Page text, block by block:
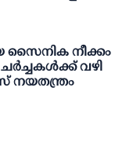
സൈനിക നീക്കം
വഴി